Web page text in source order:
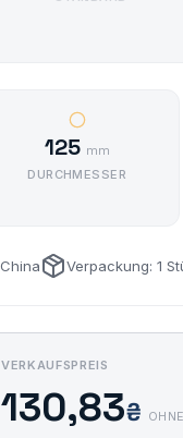
125 mm
DURCHMESSER
China Verpackung: 1
VERKAUFSPREIS
130,83₴